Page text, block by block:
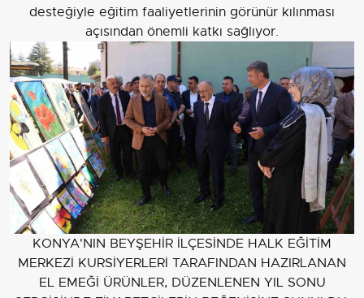
desteğiyle eğitim faaliyetlerinin görünür kılınması
açısından önemli katkı sağlıyor.
KONYA'NIN BEYŞEHİR İLÇESİNDE HALK EĞİTİM
MERKEZİ KURSİYERLERİ TARAFINDAN HAZIRLANAN
EL EMEĞİ ÜRÜNLER, DÜZENLENEN YIL SONU